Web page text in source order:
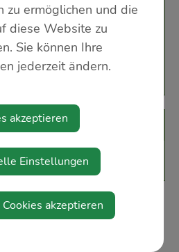
zu ermöglichen und die
diese Website zu
Sie können Ihre
jederzeit ändern.
akzeptieren
Einstellungen
akzeptieren